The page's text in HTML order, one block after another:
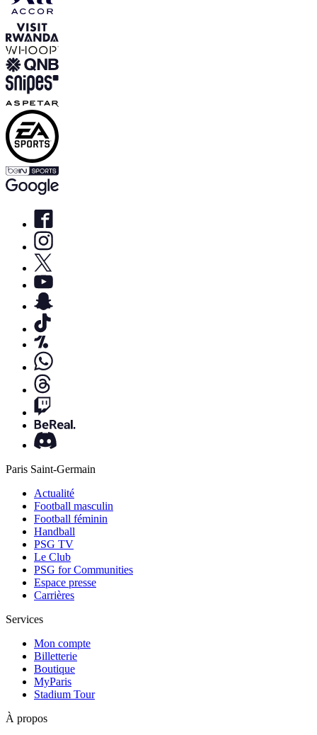
Paris Saint-Germain
Actualité
Football masculin
Football féminin
Handball
PSG TV
Le Club
PSG for Communities
Espace presse
Carrières
Services
Mon compte
Billetterie
Boutique
MyParis
Stadium Tour
À propos